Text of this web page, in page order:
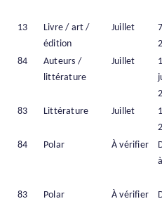
13
Livre / art /
édition
Juillet
84
Auteurs /
littérature
Juillet
83 Littérature Juillet
84 Polar À vérifier
83 Polar À vérifier